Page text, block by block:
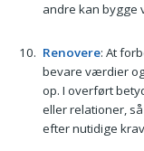
andre kan bygge
Renovere: At
bevare værdier
op. I overført
eller relationer,
efter nutidige